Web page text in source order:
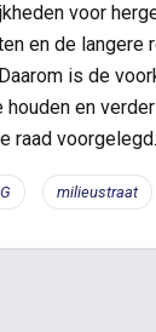
voor
en de langere
is de
en
raad voorgelegd.
milieustraat